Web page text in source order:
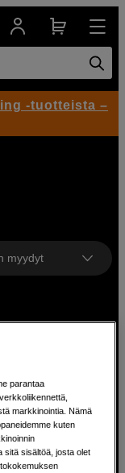
myydyt
vuodesta
-tuotteista –
parantaa
markkinointia. Nämä
kuten
sitä sisältöä, josta olet